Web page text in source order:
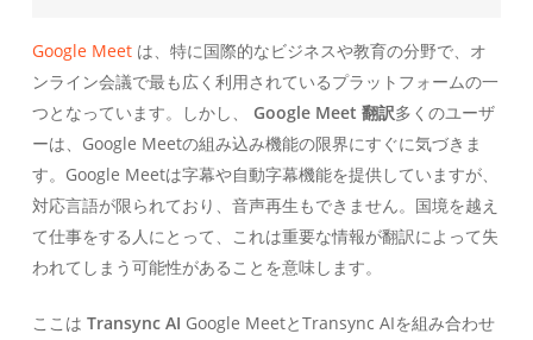
Google Meetは、特に国際的なビジネスや教育の分野で、オ
ンライン会議で最も広く利用されているプラットフォームの一
つとなっています。しかし、 Google Meet 翻訳多くのユーザ
ーは、Google Meetの組み込み機能の限界にすぐに気づきま
す。Google Meetは字幕や自動字幕機能を提供していますが、
対応言語が限られており、音声再生もできません。国境を越え
て仕事をする人にとって、これは重要な情報が翻訳によって失
われてしまう可能性があることを意味します。
ここは Transync AI Google MeetとTransync AIを組み合わせ